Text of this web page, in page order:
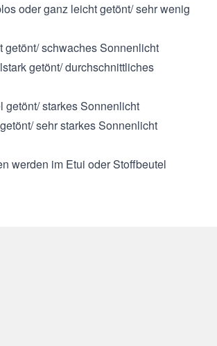
oder ganz leicht getönt/ sehr wenig
getönt/ schwaches Sonnenlicht
getönt/ durchschnittliches
getönt/ starkes Sonnenlicht
sehr starkes Sonnenlicht
werden im Etui oder Stoffbeutel